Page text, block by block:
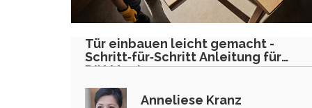
Tür einbauen leicht gemacht -
Schritt‑für‑Schritt Anleitung für
DIY‑Montage
Anneliese Kranz